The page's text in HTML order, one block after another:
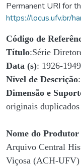
Permanent URI for
https://locus.ufv.br/
Código de
Título:Série
Data (s): 1926-1949
Nível de Descrição
Dimensão e
originais
Nome do
Arquivo Central
Viçosa (ACH-UFV)